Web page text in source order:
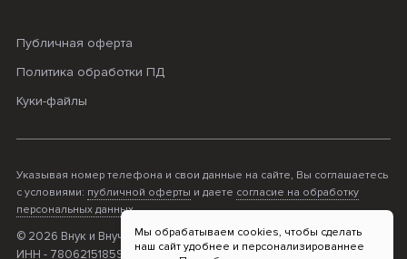
Мы обрабатываем cookies, чтобы сделать
наш сайт удобнее и персонализированнее
Публичная оферта
Политика обработки ПД
Куки-файлы
Указывая номер телефона и свои данные на сайте, Вы соглашаетесь
с условиями: публичной оферты и даете согласие на обработку
персональных данных.
© 2026 Внук и Внучка. ОГРНИП - 316470400068995;
ИНН - 780621518596; Прием платежей «Т-Банк»